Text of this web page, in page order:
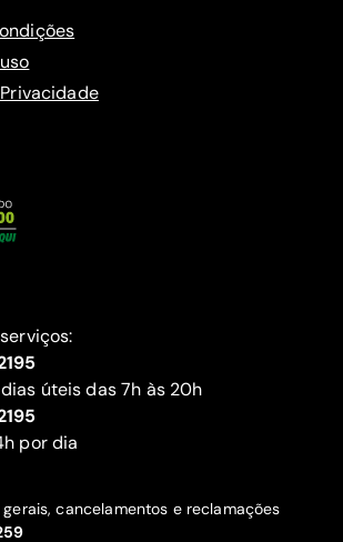
úteis das 7h às 20h
por dia
cancelamentos e reclamações